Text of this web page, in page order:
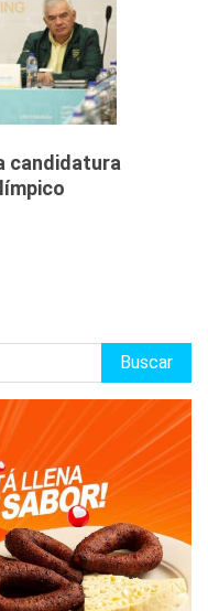
candidatura